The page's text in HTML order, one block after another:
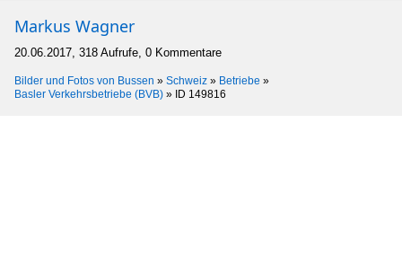
Markus Wagner
20.06.2017, 318 Aufrufe, 0 Kommentare
Bilder und Fotos von Bussen » Schweiz » Betriebe »
Basler Verkehrsbetriebe (BVB) » ID 149816